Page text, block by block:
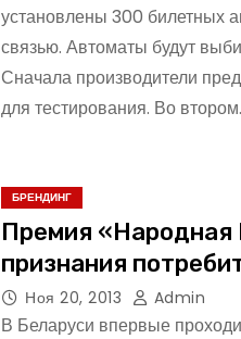
установлены 300 билетных
связью. Автоматы будут
Сначала производители
для тестирования. Во
БРЕНДИНГ
Премия «Народная
признания
Ноя 20, 2013 Admin
В Беларуси впервые